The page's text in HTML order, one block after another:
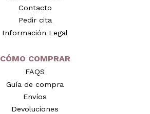
Contacto
Pedir cita
Información Legal
CÓMO COMPRAR
FAQS
Guía de compra
Envíos
Devoluciones